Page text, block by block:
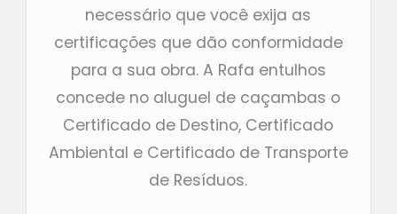
necessário que você exija as
certificações que dão conformidade
para a sua obra. A Rafa entulhos
concede no aluguel de caçambas o
Certificado de Destino, Certificado
Ambiental e Certificado de Transporte
de Resíduos.